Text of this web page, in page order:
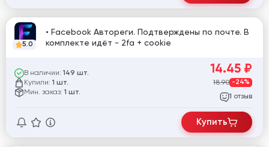
5.0
• Facebook Автореги. Подтверждены по почте. В
комплекте идёт - 2fa + cookie
В наличии: 149 шт.
Купили: 1 шт.
Мин. заказ: 1 шт.
14.45 ₽
18.90 -24%
1 отзыв
Купить